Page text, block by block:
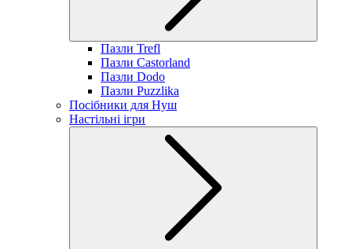
Пазли Trefl
Пазли Castorland
Пазли Dodo
Пазли Puzzlika
Посібники для Нуш
Настільні ігри